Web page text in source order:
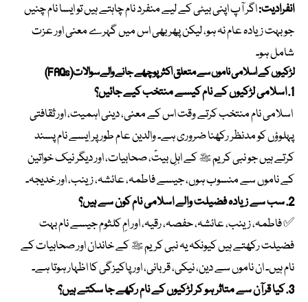
انفرادیت:اگر آپ اپنی بیٹی کے لیے منفرد نام چاہتے ہیں تو ایسا نام چنیں
جو بہت زیادہ عام نہ ہو، لیکن پھر بھی اس میں گہرے معنی اور عزت
شامل ہو۔
لڑکیوں کے اسلامی ناموں سے متعلق اکثر پوچھے جانے والے سوالات (FAQs)
1. اسلامی لڑکیوں کے نام کیسے منتخب کیے جائیں؟
اسلامی نام منتخب کرتے وقت اس کے معنی، دینی اہمیت، اور ثقافتی
پہلوؤں کو مدنظر رکھنا ضروری ہے۔ والدین عام طور پر ایسے نام پسند
کرتے ہیں جو نبی کریم ﷺ کے اہلِ بیتؑ، صحابیات، اور دیگر نیک خواتین
کے ناموں سے منسوب ہوں، جیسے فاطمہ، عائشہ، زینب، اور خدیجہ۔
2. سب سے زیادہ فضیلت والے اسلامی نام کون سے ہیں؟
✅ فاطمہ، زینب، عائشہ، حفصہ، رقیہ، اور امِ کلثوم جیسے نام بہت
فضیلت رکھتے ہیں کیونکہ یہ نبی کریم ﷺ کے خاندان اور صحابیات کے
نام ہیں۔ ان ناموں سے دین، نیکی، قربانی، اور پاکیزگی کا اظہار ہوتا ہے۔
3. کیا قرآن سے متاثر ہو کر لڑکیوں کے نام رکھے جا سکتے ہیں؟